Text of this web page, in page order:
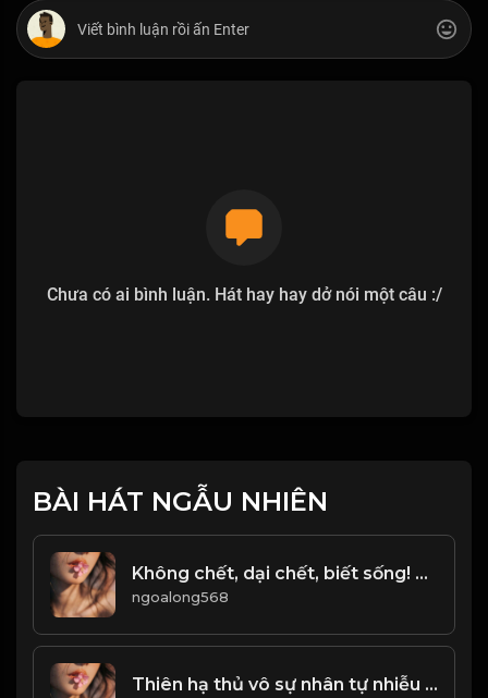
Chưa có ai bình luận. Hát hay hay dở nói một câu :/
BÀI HÁT NGẪU NHIÊN
Không chết, dại chết, biết sống! Đạo
ngoalong568
Thiên hạ thủ vô sự nhân tự nhiễu chi! Đạo